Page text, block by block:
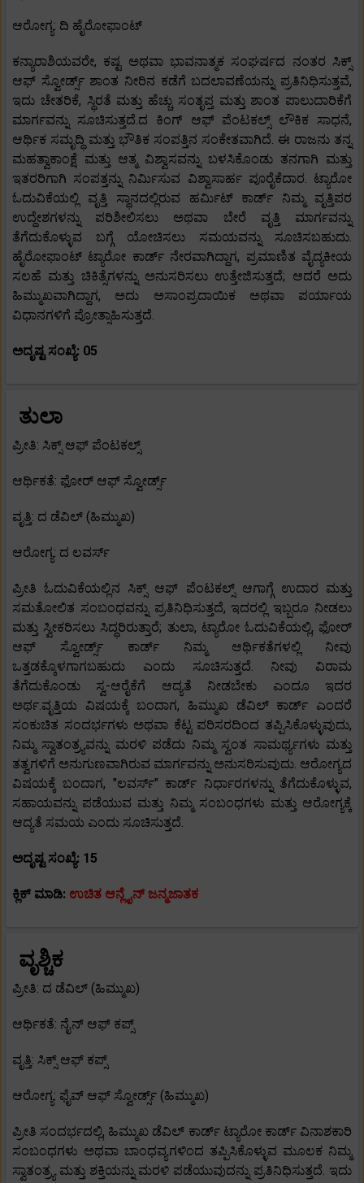
ಆರೋಗ್ಯ: ದಿ ಹೈರೋಫಾಂಟ್
ಕನ್ಯಾರಾಶಿಯವರೇ, ಕಷ್ಟ ಅಥವಾ ಭಾವನಾತ್ಮಕ ಸಂಘರ್ಷದ ನಂತರ ಸಿಕ್ಸ್
ಆಫ್ ಸ್ವೋರ್ಡ್ಸ್ ಶಾಂತ ನೀರಿನ ಕಡೆಗೆ ಬದಲಾವಣೆಯನ್ನು ಪ್ರತಿನಿಧಿಸುತ್ತವೆ,
ಇದು ಚೇತರಿಕೆ, ಸ್ಥಿರತೆ ಮತ್ತು ಹೆಚ್ಚು ಸಂತೃಪ್ತ ಮತ್ತು ಶಾಂತ ಪಾಲುದಾರಿಕೆಗೆ
ಮಾರ್ಗವನ್ನು ಸೂಚಿಸುತ್ತದೆ.ದ ಕಿಂಗ್ ಆಫ್ ಪೆಂಟಕಲ್ಸ್ ಲೌಕಿಕ ಸಾಧನೆ,
ಆರ್ಥಿಕ ಸಮೃದ್ಧಿ ಮತ್ತು ಭೌತಿಕ ಸಂಪತ್ತಿನ ಸಂಕೇತವಾಗಿದೆ. ಈ ರಾಜನು ತನ್ನ
ಮಹತ್ವಾಕಾಂಕ್ಷೆ ಮತ್ತು ಆತ್ಮ ವಿಶ್ವಾಸವನ್ನು ಬಳಸಿಕೊಂಡು ತನಗಾಗಿ ಮತ್ತು
ಇತರರಿಗಾಗಿ ಸಂಪತ್ತನ್ನು ನಿರ್ಮಿಸುವ ವಿಶ್ವಾಸಾರ್ಹ ಪೂರೈಕೆದಾರ. ಟ್ಯಾರೋ
ಓದುವಿಕೆಯಲ್ಲಿ ವೃತ್ತಿ ಸ್ಥಾನದಲ್ಲಿರುವ ಹರ್ಮಿಟ್ ಕಾರ್ಡ್ ನಿಮ್ಮ ವೃತ್ತಿಪರ
ಉದ್ದೇಶಗಳನ್ನು ಪರಿಶೀಲಿಸಲು ಅಥವಾ ಬೇರೆ ವೃತ್ತಿ ಮಾರ್ಗವನ್ನು
ತೆಗೆದುಕೊಳ್ಳುವ ಬಗ್ಗೆ ಯೋಚಿಸಲು ಸಮಯವನ್ನು ಸೂಚಿಸಬಹುದು.
ಹೈರೋಫಾಂಟ್ ಟ್ಯಾರೋ ಕಾರ್ಡ್ ನೇರವಾಗಿದ್ದಾಗ, ಪ್ರಮಾಣಿತ ವೈದ್ಯಕೀಯ
ಸಲಹೆ ಮತ್ತು ಚಿಕಿತ್ಸೆಗಳನ್ನು ಅನುಸರಿಸಲು ಉತ್ತೇಜಿಸುತ್ತದೆ; ಆದರೆ ಅದು
ಹಿಮ್ಮುಖವಾಗಿದ್ದಾಗ, ಅದು ಅಸಾಂಪ್ರದಾಯಿಕ ಅಥವಾ ಪರ್ಯಾಯ
ವಿಧಾನಗಳಿಗೆ ಪ್ರೋತ್ಸಾಹಿಸುತ್ತದೆ.
ಅದೃಷ್ಟ ಸಂಖ್ಯೆ: 05
ತುಲಾ
ಪ್ರೀತಿ: ಸಿಕ್ಸ್ ಆಫ್ ಪೆಂಟಕಲ್ಸ್
ಆರ್ಥಿಕತೆ: ಫೋರ್ ಆಫ್ ಸ್ವೋರ್ಡ್ಸ್
ವೃತ್ತಿ: ದ ಡೆವಿಲ್ (ಹಿಮ್ಮುಖ)
ಆರೋಗ್ಯ: ದ ಲವರ್ಸ್
ಪ್ರೀತಿ ಓದುವಿಕೆಯಲ್ಲಿನ ಸಿಕ್ಸ್ ಆಫ್ ಪೆಂಟಕಲ್ಸ್ ಆಗಾಗ್ಗೆ ಉದಾರ ಮತ್ತು
ಸಮತೋಲಿತ ಸಂಬಂಧವನ್ನು ಪ್ರತಿನಿಧಿಸುತ್ತದೆ, ಇದರಲ್ಲಿ ಇಬ್ಬರೂ ನೀಡಲು
ಮತ್ತು ಸ್ವೀಕರಿಸಲು ಸಿದ್ಧರಿರುತ್ತಾರೆ; ತುಲಾ, ಟ್ಯಾರೋ ಓದುವಿಕೆಯಲ್ಲಿ, ಫೋರ್
ಆಫ್ ಸ್ವೋರ್ಡ್ಸ್ ಕಾರ್ಡ್ ನಿಮ್ಮ ಆರ್ಥಿಕತೆಗಳಲ್ಲಿ ನೀವು
ಒತ್ತಡಕ್ಕೊಳಗಾಗಬಹುದು ಎಂದು ಸೂಚಿಸುತ್ತದೆ. ನೀವು ವಿರಾಮ
ತೆಗೆದುಕೊಂಡು ಸ್ವ-ಆರೈಕೆಗೆ ಆದ್ಯತೆ ನೀಡಬೇಕು ಎಂದೂ ಇದರ
ಅರ್ಥ.ವೃತ್ತಿಯ ವಿಷಯಕ್ಕೆ ಬಂದಾಗ, ಹಿಮ್ಮುಖ ಡೆವಿಲ್ ಕಾರ್ಡ್ ಎಂದರೆ
ಸಂಕುಚಿತ ಸಂದರ್ಭಗಳು ಅಥವಾ ಕೆಟ್ಟ ಪರಿಸರದಿಂದ ತಪ್ಪಿಸಿಕೊಳ್ಳುವುದು,
ನಿಮ್ಮ ಸ್ವಾತಂತ್ರ್ಯವನ್ನು ಮರಳಿ ಪಡೆದು ನಿಮ್ಮ ಸ್ವಂತ ಸಾಮರ್ಥ್ಯಗಳು ಮತ್ತು
ತತ್ವಗಳಿಗೆ ಅನುಗುಣವಾಗಿರುವ ಮಾರ್ಗವನ್ನು ಅನುಸರಿಸುವುದು. ಆರೋಗ್ಯದ
ವಿಷಯಕ್ಕೆ ಬಂದಾಗ, "ಲವರ್ಸ್" ಕಾರ್ಡ್ ನಿರ್ಧಾರಗಳನ್ನು ತೆಗೆದುಕೊಳ್ಳುವ,
ಸಹಾಯವನ್ನು ಪಡೆಯುವ ಮತ್ತು ನಿಮ್ಮ ಸಂಬಂಧಗಳು ಮತ್ತು ಆರೋಗ್ಯಕ್ಕೆ
ಆದ್ಯತೆ ಸಮಯ ಎಂದು ಸೂಚಿಸುತ್ತದೆ.
ಅದೃಷ್ಟ ಸಂಖ್ಯೆ: 15
ಕ್ಲಿಕ್ ಮಾಡಿ: ಉಚಿತ ಆನ್ಲೈನ್ ಜನ್ಮಜಾತಕ
ವೃಶ್ಚಿಕ
ಪ್ರೀತಿ: ದ ಡೆವಿಲ್ (ಹಿಮ್ಮುಖ)
ಆರ್ಥಿಕತೆ: ನೈನ್ ಆಫ್ ಕಪ್ಸ್
ವೃತ್ತಿ: ಸಿಕ್ಸ್ ಆಫ್ ಕಪ್ಸ್
ಆರೋಗ್ಯ: ಫೈವ್ ಆಫ್ ಸ್ವೋರ್ಡ್ಸ್ (ಹಿಮ್ಮುಖ)
ಪ್ರೀತಿ ಸಂದರ್ಭದಲ್ಲಿ, ಹಿಮ್ಮುಖ ಡೆವಿಲ್ ಕಾರ್ಡ್ ಟ್ಯಾರೋ ಕಾರ್ಡ್ ವಿನಾಶಕಾರಿ
ಸಂಬಂಧಗಳು ಅಥವಾ ಬಾಂಧವ್ಯಗಳಿಂದ ತಪ್ಪಿಸಿಕೊಳ್ಳುವ ಮೂಲಕ ನಿಮ್ಮ
ಸ್ವಾತಂತ್ರ್ಯ ಮತ್ತು ಶಕ್ತಿಯನ್ನು ಮರಳಿ ಪಡೆಯುವುದನ್ನು ಪ್ರತಿನಿಧಿಸುತ್ತದೆ. ಇದು